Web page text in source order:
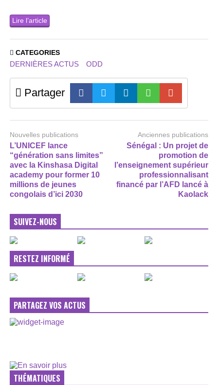
Lire l’article
CATEGORIES
DERNIÈRES ACTUS ODD
Partager
Nouvelles publications
L’UNICEF lance
“génération sans limites”
avec la Kinshasa Digital
academy pour former 10
millions de jeunes
congolais d’ici 2030
Anciennes publications
Sénégal : Un projet de
promotion de
l’enseignement supérieur
professionnalisant
financé par l’AFD lancé à
Kaolack
SUIVEZ-NOUS
RESTEZ INFORMÉ
PARTAGEZ VOS ACTUS
THÉMATIQUES